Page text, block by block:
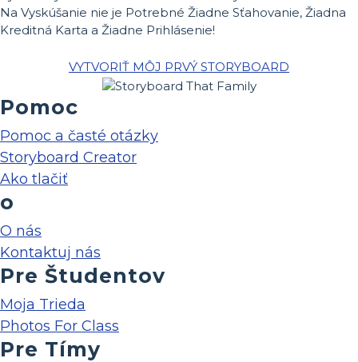
Na Vyskúšanie nie je Potrebné Žiadne Sťahovanie, Žiadna
Kreditná Karta a Žiadne Prihlásenie!
VYTVORIŤ MÔJ PRVÝ STORYBOARD
Pomoc
Pomoc a časté otázky
Storyboard Creator
Ako tlačiť
o
O nás
Kontaktuj nás
Pre Študentov
Moja Trieda
Photos For Class
Pre Tímy